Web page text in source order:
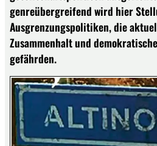
genreübergreifend wird hier
Ausgrenzungspolitiken, die
Zusammenhalt und
gefährden.